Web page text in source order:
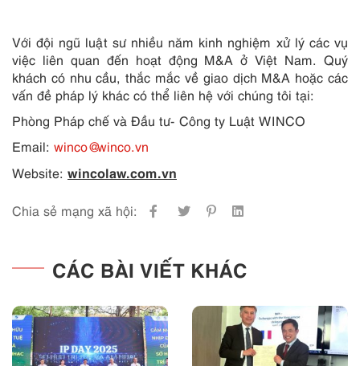
Với đội ngũ luật sư nhiều năm kinh nghiệm xử lý các vụ
việc liên quan đến hoạt động M&A ở Việt Nam. Quý
khách có nhu cầu, thắc mắc về giao dịch M&A hoặc các
vấn đề pháp lý khác có thể liên hệ với chúng tôi tại:
Phòng Pháp chế và Đầu tư- Công ty Luật WINCO
Email: winco@winco.vn
Website: wincolaw.com.vn
Chia sẻ mạng xã hội:
CÁC BÀI VIẾT KHÁC